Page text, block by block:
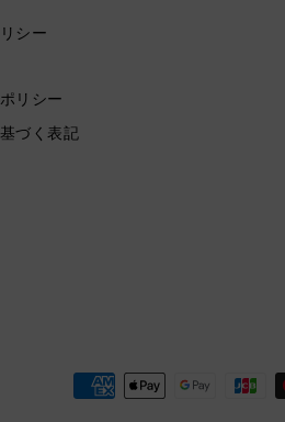
シー
リシー
づく表記